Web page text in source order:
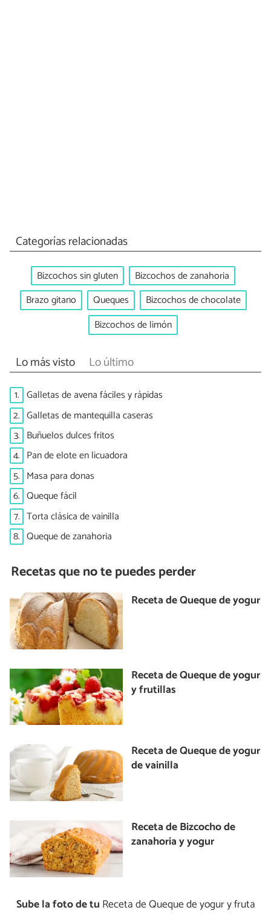
Categorías relacionadas
Bizcochos sin gluten
Bizcochos de zanahoria
Brazo gitano
Queques
Bizcochos de chocolate
Bizcochos de limón
Lo más visto Lo último
1. Galletas de avena fáciles y rápidas
2. Galletas de mantequilla caseras
3. Buñuelos dulces fritos
4. Pan de elote en licuadora
5. Masa para donas
6. Queque fácil
7. Torta clásica de vainilla
8. Queque de zanahoria
Recetas que no te puedes perder
Receta de Queque de yogur
Receta de Queque de yogur
y frutillas
Receta de Queque de yogur
de vainilla
Receta de Bizcocho de
zanahoria y yogur
Sube la foto de tu Receta de Queque de yogur y fruta